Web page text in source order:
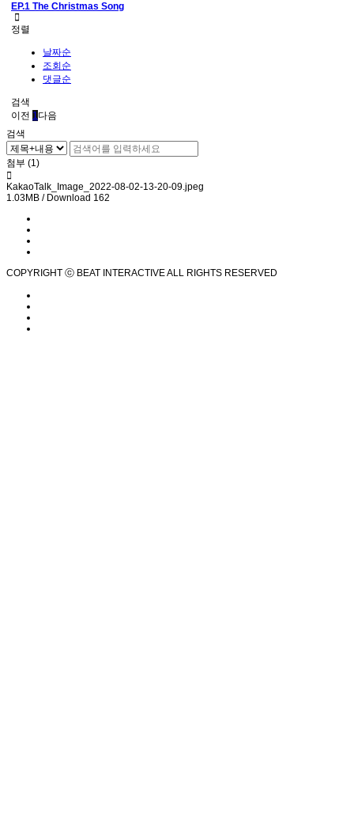
EP.1 The Christmas Song
정렬
날짜순
조회순
댓글순
검색
이전 1다음
검색
첨부 (1)
KakaoTalk_Image_2022-08-02-13-20-09.jpeg
1.03MB / Download 162
COPYRIGHT ⓒ BEAT INTERACTIVE ALL RIGHTS RESERVED